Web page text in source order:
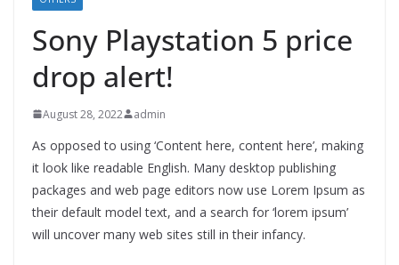
Sony Playstation 5 price
drop alert!
August 28, 2022 admin
As opposed to using ‘Content here, content here’, making
it look like readable English. Many desktop publishing
packages and web page editors now use Lorem Ipsum as
their default model text, and a search for ‘lorem ipsum’
will uncover many web sites still in their infancy.